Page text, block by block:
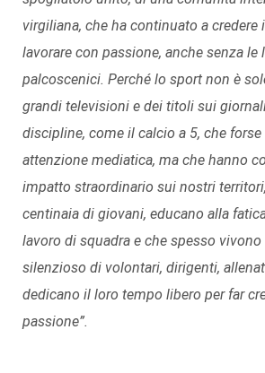
virgiliana, che ha continuato a credere
lavorare con passione, anche senza le
palcoscenici. Perché lo sport non è
grandi televisioni e dei titoli sui
discipline, come il calcio a 5, che
attenzione mediatica, ma che hanno
impatto straordinario sui nostri
centinaia di giovani, educano alla
lavoro di squadra e che spesso vivono
silenzioso di volontari, dirigenti,
dedicano il loro tempo libero per far
passione”.